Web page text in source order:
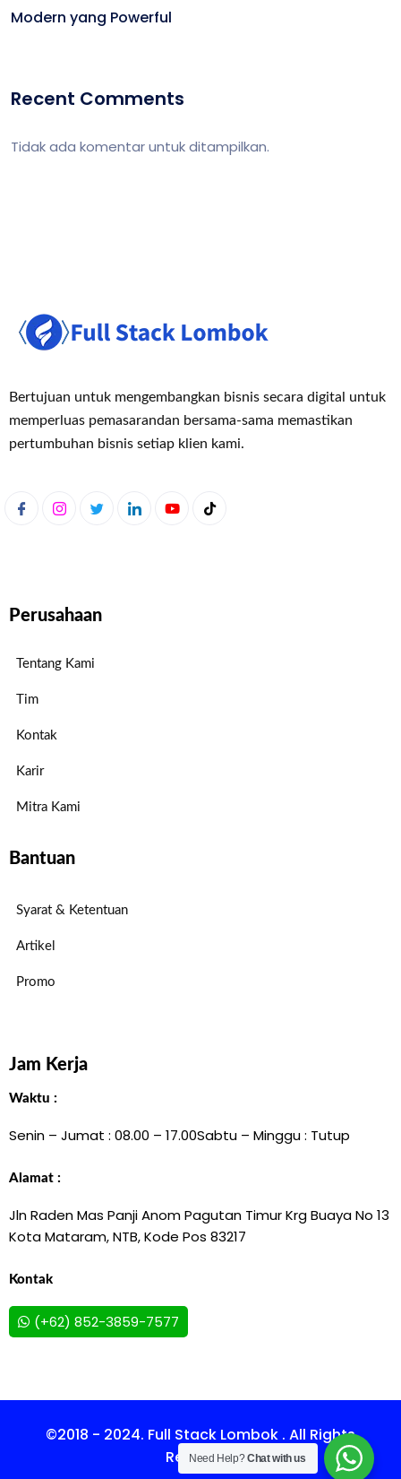
Modern yang Powerful
Recent Comments
Tidak ada komentar untuk ditampilkan.
Bertujuan untuk mengembangkan bisnis secara digital untuk
memperluas pemasarandan bersama-sama memastikan
pertumbuhan bisnis setiap klien kami.
Perusahaan
Tentang Kami
Tim
Kontak
Karir
Mitra Kami
Bantuan
Syarat & Ketentuan
Artikel
Promo
Jam Kerja
Waktu :
Senin – Jumat : 08.00 – 17.00Sabtu – Minggu : Tutup
Alamat :
Jln Raden Mas Panji Anom Pagutan Timur Krg Buaya No 13
Kota Mataram, NTB, Kode Pos 83217
Kontak
(+62) 852-3859-7577
©2018 - 2024. Full Stack Lombok . All Rights
Reserved.
Need Help?Chat with us